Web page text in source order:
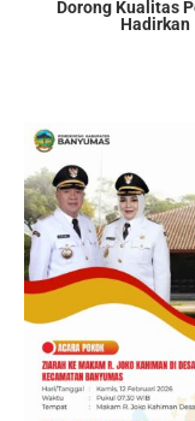
Dorong Kualitas